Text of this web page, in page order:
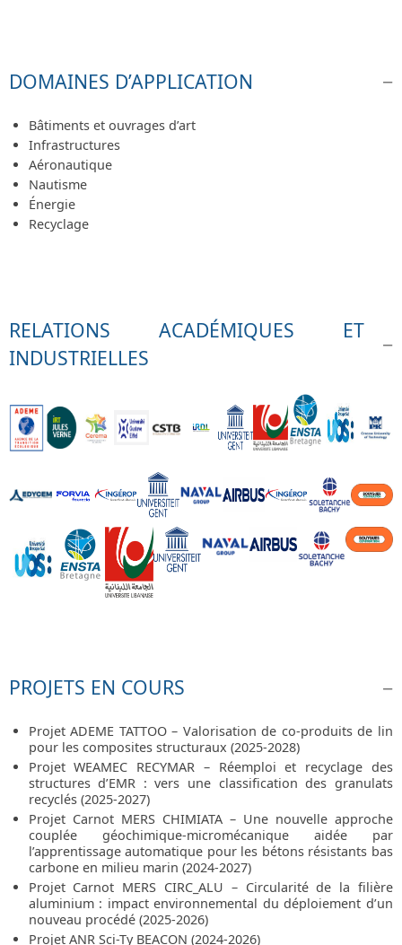
DOMAINES D’APPLICATION
Bâtiments et ouvrages d’art
Infrastructures
Aéronautique
Nautisme
Énergie
Recyclage
RELATIONS ACADÉMIQUES ET
INDUSTRIELLES
PROJETS EN COURS
Projet ADEME TATTOO – Valorisation de co-produits de lin
pour les composites structuraux (2025-2028)
Projet WEAMEC RECYMAR – Réemploi et recyclage des
structures d’EMR : vers une classification des granulats
recyclés (2025-2027)
Projet Carnot MERS CHIMIATA – Une nouvelle approche
couplée géochimique-micromécanique aidée par
l’apprentissage automatique pour les bétons résistants bas
carbone en milieu marin (2024-2027)
Projet Carnot MERS CIRC_ALU – Circularité de la filière
aluminium : impact environnemental du déploiement d’un
nouveau procédé (2025-2026)
Projet ANR Sci-Ty BEACON (2024-2026)